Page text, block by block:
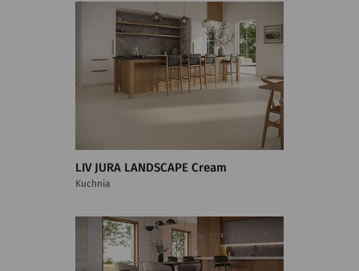
LIV JURA LANDSCAPE Cream
Kuchnia